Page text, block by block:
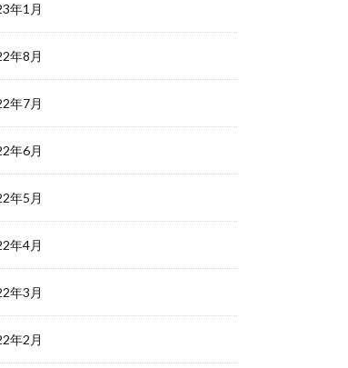
年1月
年8月
年7月
年6月
年5月
年4月
年3月
年2月